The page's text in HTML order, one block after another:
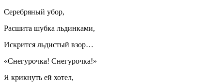
Серебряный убор,
Расшита шубка льдинками,
Искрится льдистый взор…
«Снегурочка! Снегурочка!» —
Я крикнуть ей хотел,